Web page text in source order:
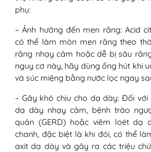
phụ:
– Ảnh hưởng đến men răng: Acid
có thể làm mòn men răng theo
răng nhạy cảm hoặc dễ bị sâu
nguy cơ này, hãy dùng ống hút khi
và súc miệng bằng nước lọc ngay
– Gây khó chịu cho dạ dày: Đối với
dạ dày nhạy cảm, bệnh trào
quản (GERD) hoặc viêm loét dạ
chanh, đặc biệt là khi đói, có thể
axit dạ dày và gây ra các triệu